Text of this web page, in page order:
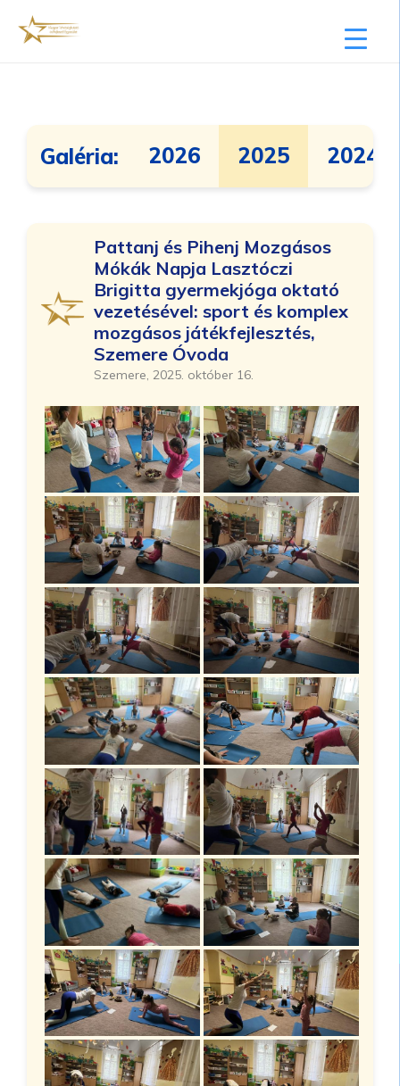
Galéria: 2026 2025 2024
Pattanj és Pihenj Mozgásos
Mókák Napja Lasztóczi
Brigitta gyermekjóga oktató
vezetésével: sport és komplex
mozgásos játékfejlesztés,
Szemere Óvoda
Szemere, 2025. október 16.